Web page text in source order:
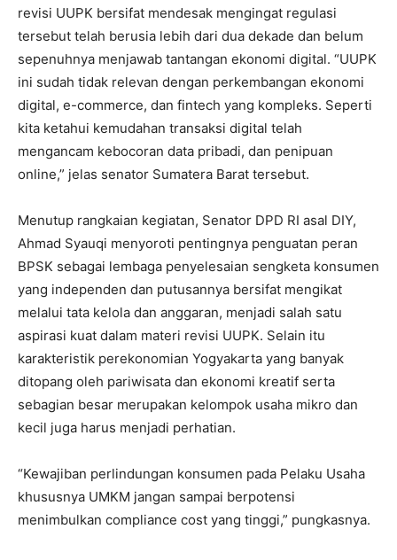
revisi UUPK bersifat mendesak mengingat regulasi
tersebut telah berusia lebih dari dua dekade dan belum
sepenuhnya menjawab tantangan ekonomi digital. “UUPK
ini sudah tidak relevan dengan perkembangan ekonomi
digital, e-commerce, dan fintech yang kompleks. Seperti
kita ketahui kemudahan transaksi digital telah
mengancam kebocoran data pribadi, dan penipuan
online,” jelas senator Sumatera Barat tersebut.
Menutup rangkaian kegiatan, Senator DPD RI asal DIY,
Ahmad Syauqi menyoroti pentingnya penguatan peran
BPSK sebagai lembaga penyelesaian sengketa konsumen
yang independen dan putusannya bersifat mengikat
melalui tata kelola dan anggaran, menjadi salah satu
aspirasi kuat dalam materi revisi UUPK. Selain itu
karakteristik perekonomian Yogyakarta yang banyak
ditopang oleh pariwisata dan ekonomi kreatif serta
sebagian besar merupakan kelompok usaha mikro dan
kecil juga harus menjadi perhatian.
“Kewajiban perlindungan konsumen pada Pelaku Usaha
khususnya UMKM jangan sampai berpotensi
menimbulkan compliance cost yang tinggi,” pungkasnya.